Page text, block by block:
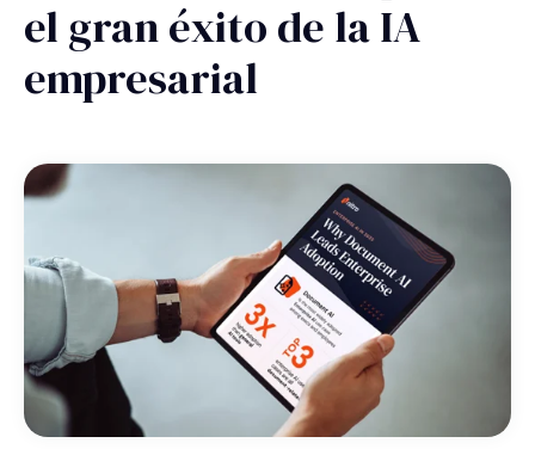
el gran éxito de la IA
empresarial